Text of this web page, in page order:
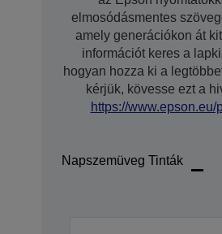
elmosódásmentes
amely generációkon át
információt keres a
hogyan hozza ki a
kérjük, kövesse ezt a
https://www.epson.eu/
Napszemüveg Tinták